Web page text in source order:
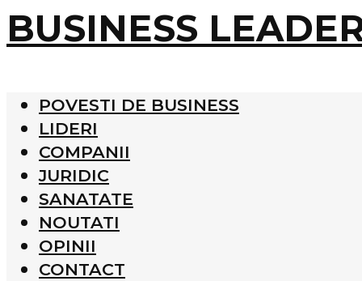
BUSINESS
POVESTI DE BUSINESS
LIDERI
COMPANII
JURIDIC
SANATATE
NOUTATI
OPINII
CONTACT